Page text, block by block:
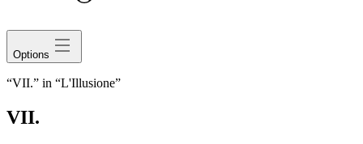
Options
“VII.” in “L'Illusione”
VII.